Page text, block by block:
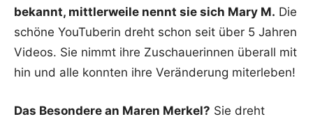
bekannt, mittlerweile nennt sie sich Mary M. Die
schöne YouTuberin dreht schon seit über 5 Jahren
Videos. Sie nimmt ihre Zuschauerinnen überall mit
hin und alle konnten ihre Veränderung miterleben!
Das Besondere an Maren Merkel? Sie dreht